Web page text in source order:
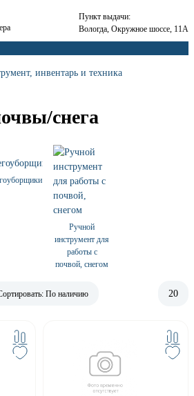
Пункт выдачи:
Вологда, Окружное шоссе, 11А
инвентарь и техника
снега
Ручной
инструмент для
работы с
почвой, снегом
По наличию 20